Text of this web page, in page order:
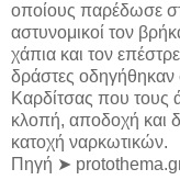
οποίους παρέδωσε
αστυνομικοί τον
χάπια και τον
δράστες οδηγήθηκαν
Καρδίτσας που τους
κλοπή, αποδοχή και
κατοχή ναρκωτικών.
Πηγή ➤